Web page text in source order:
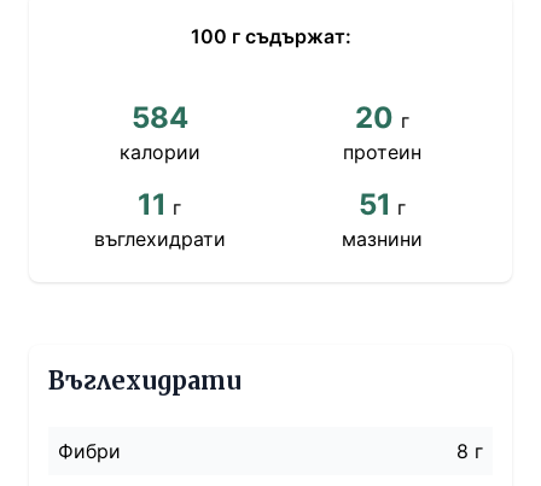
100 г съдържат:
584
калории
20 г
протеин
11 г
въглехидрати
51 г
мазнини
Въглехидрати
Фибри
8 г